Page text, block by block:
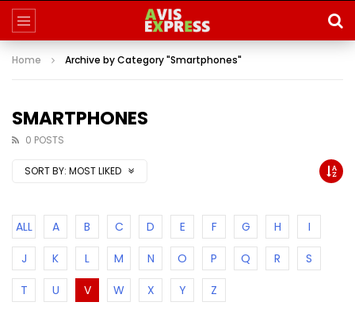
Home Archive by Category "Smartphones"
SMARTPHONES
0 POSTS
SORT BY: MOST LIKED
ALL A B C D E F G H
I
J
K L M N O P Q R
S
T
U V W X Y Z